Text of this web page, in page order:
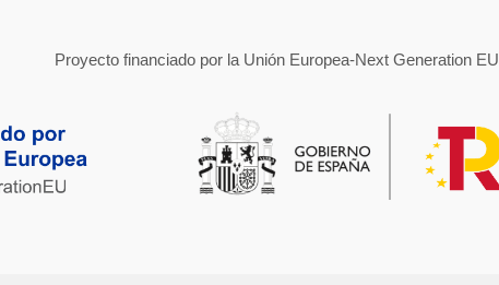
Proyecto financiado por la Unión Europea-Next Generation EU